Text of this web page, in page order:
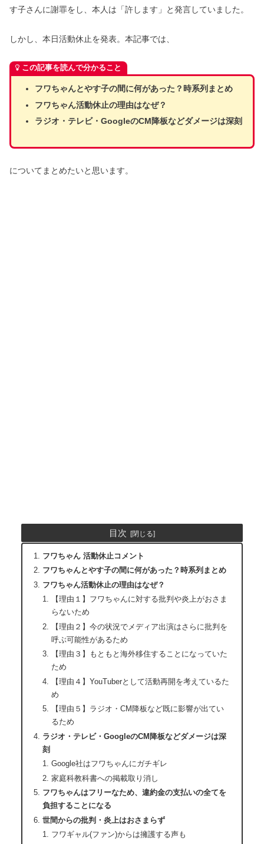
す子さんに謝罪をし、本人は「許します」と発言していました。
しかし、本日活動休止を発表。本記事では、
この記事を読んで分かること
フワちゃんとやす子の間に何があった？時系列まとめ
フワちゃん活動休止の理由はなぜ？
ラジオ・テレビ・GoogleのCM降板などダメージは深刻
についてまとめたいと思います。
目次
フワちゃん 活動休止コメント
フワちゃんとやす子の間に何があった？時系列まとめ
フワちゃん活動休止の理由はなぜ？
【理由１】フワちゃんに対する批判や炎上がおさま
らないため
【理由２】今の状況でメディア出演はさらに批判を
呼ぶ可能性があるため
【理由３】もともと海外移住することになっていた
ため
【理由４】YouTuberとして活動再開を考えているた
め
【理由５】ラジオ・CM降板など既に影響が出てい
るため
ラジオ・テレビ・GoogleのCM降板などダメージは深
刻
Google社はフワちゃんにガチギレ
家庭科教科書への掲載取り消し
フワちゃんはフリーなため、違約金の支払いの全てを
負担することになる
世間からの批判・炎上はおさまらず
フワギャル(ファン)からは擁護する声も